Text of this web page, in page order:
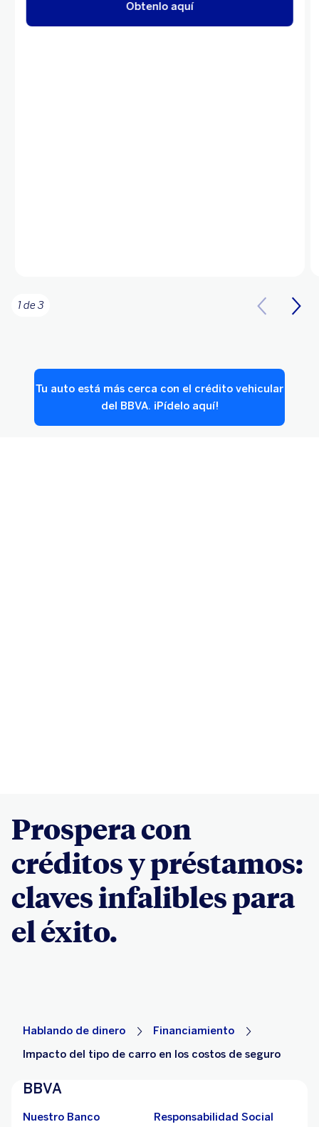
Obtenlo aquí
1 de 3
Tu auto está más cerca con el crédito vehicular
del BBVA. ¡Pídelo aquí!
Prospera con
créditos y préstamos:
claves infalibles para
el éxito.
Hablando de dinero
Financiamiento
Impacto del tipo de carro en los costos de seguro
BBVA
Nuestro Banco
Responsabilidad Social